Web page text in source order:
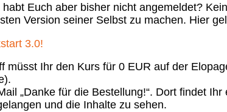
Euch aber bisher nicht angemeldet?
Version seiner Selbst zu machen. Hier
3.0!
müsst Ihr den Kurs für 0 EUR auf der
„Danke für die Bestellung!“. Dort findet
und die Inhalte zu sehen.